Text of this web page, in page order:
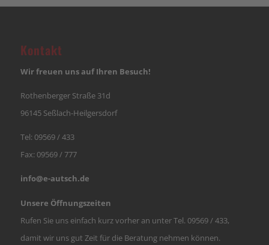
Kontakt
Wir freuen uns auf Ihren Besuch!
Rothenberger Straße 31d
96145 Seßlach-Heilgersdorf
Tel: 09569 / 433
Fax: 09569 / 777
info@e-autsch.de
Unsere Öffnungszeiten
Rufen Sie uns einfach kurz vorher an unter Tel. 09569 / 433,
damit wir uns gut Zeit für die Beratung nehmen können.